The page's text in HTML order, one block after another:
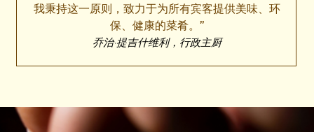
我秉持这一原则，致力于为所有宾客提供美味、环
保、健康的菜肴。”
乔治·提吉什维利，行政主厨